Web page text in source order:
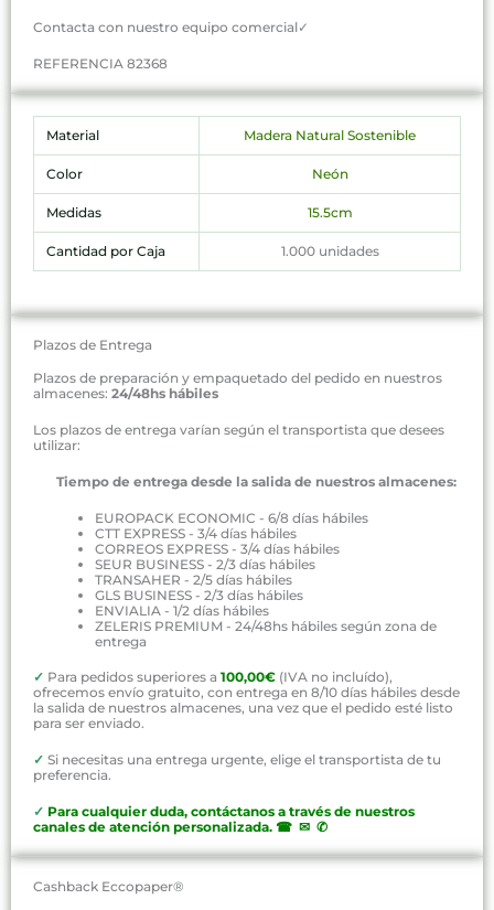
Contacta con nuestro equipo comercial✓
REFERENCIA 82368
Material Madera Natural Sostenible
Color Neón
Medidas 15.5cm
Cantidad por Caja 1.000 unidades
Plazos de Entrega
Plazos de preparación y empaquetado del pedido en nuestros
almacenes: 24/48hs hábiles
Los plazos de entrega varían según el transportista que desees
utilizar:
Tiempo de entrega desde la salida de nuestros almacenes:
EUROPACK ECONOMIC - 6/8 días hábiles
CTT EXPRESS - 3/4 días hábiles
CORREOS EXPRESS - 3/4 días hábiles
SEUR BUSINESS - 2/3 días hábiles
TRANSAHER - 2/5 días hábiles
GLS BUSINESS - 2/3 días hábiles
ENVIALIA - 1/2 días hábiles
ZELERIS PREMIUM - 24/48hs hábiles según zona de
entrega
✓ Para pedidos superiores a 100,00€ (IVA no incluído),
ofrecemos envío gratuito, con entrega en 8/10 días hábiles desde
la salida de nuestros almacenes, una vez que el pedido esté listo
para ser enviado.
✓ Si necesitas una entrega urgente, elige el transportista de tu
preferencia.
✓ Para cualquier duda, contáctanos a través de nuestros
canales de atención personalizada. ☎ ✉ ✆
Cashback Eccopaper®